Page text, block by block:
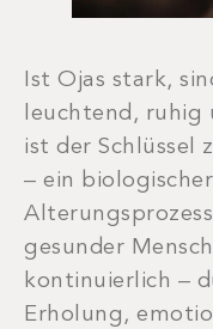
Ist Ojas stark,
leuchtend, ruhig
ist der Schlüssel
– ein
gesunder
kontinuierlich –
Erholung,